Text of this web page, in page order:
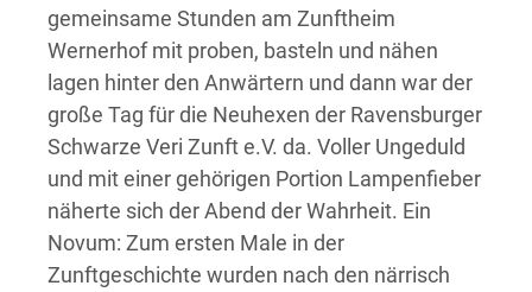
gemeinsame Stunden am Zunftheim
Wernerhof mit proben, basteln und nähen
lagen hinter den Anwärtern und dann war der
große Tag für die Neuhexen der Ravensburger
Schwarze Veri Zunft e.V. da. Voller Ungeduld
und mit einer gehörigen Portion Lampenfieber
näherte sich der Abend der Wahrheit. Ein
Novum: Zum ersten Male in der
Zunftgeschichte wurden nach den närrisch